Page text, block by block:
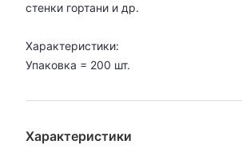
стенки гортани и др.
Характеристики:
Упаковка = 200 шт.
Характеристики